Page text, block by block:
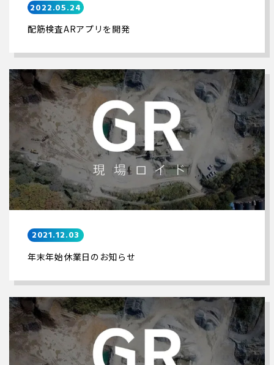
2022.05.24
配筋検査ARアプリを開発
2021.12.03
年末年始休業日のお知らせ